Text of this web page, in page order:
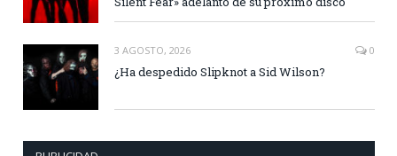
3 AGOSTO, 2026 0
¿Ha despedido Slipknot a Sid Wilson?